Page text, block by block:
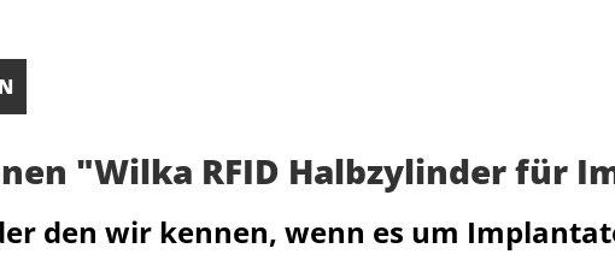
"Wilka RFID Halbzylinder für
den wir kennen, wenn es um